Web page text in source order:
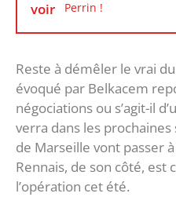
voir Perrin !
Reste à démêler le vrai
évoqué par Belkacem
négociations ou s’agit-il
verra dans les
de Marseille vont passer
Rennais, de son côté, est
l’opération cet été.